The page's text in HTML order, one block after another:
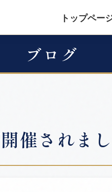
トップペー
ブログ
催されま